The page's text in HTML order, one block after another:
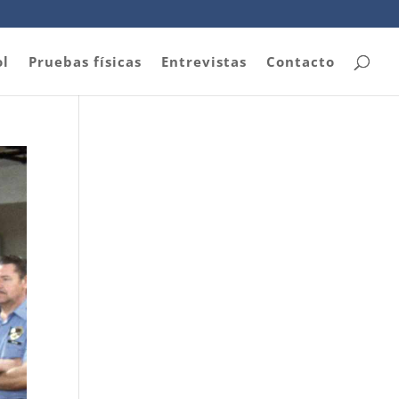
Pruebas físicas Entrevistas Contacto